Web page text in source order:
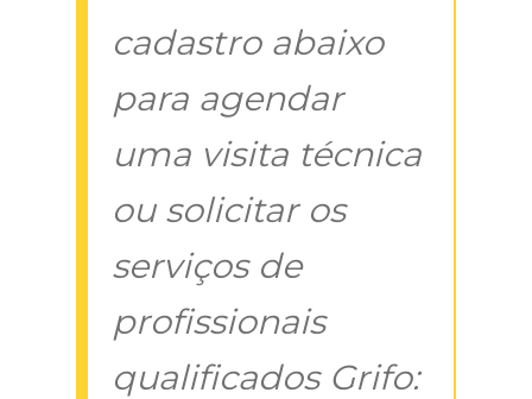
cadastro abaixo
para agendar
uma visita técnica
ou solicitar os
serviços de
profissionais
qualificados Grifo: